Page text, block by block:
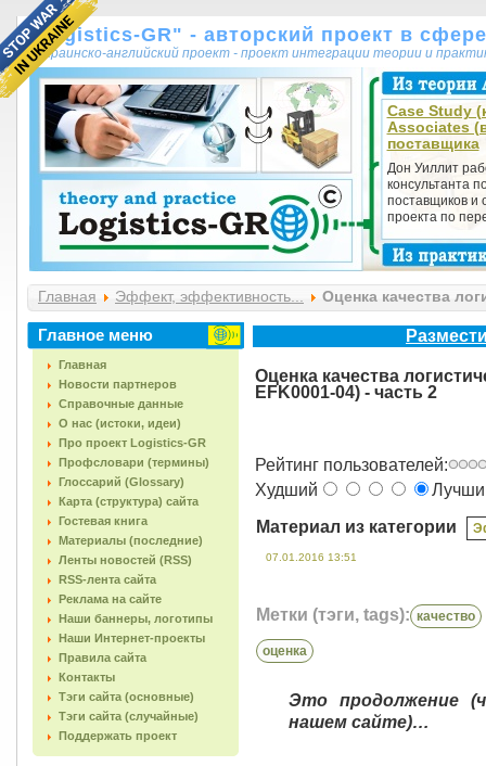
"Logistics-GR" - авторский проект в
украинско-английский проект - проект интеграции теории и
Case Study
Associates
поставщика
Дон Уиллит
консультанта
поставщиков и
проекта по
Главная Эффект, эффективность... Оценка качества
Главное меню
Главная
Новости партнеров
Справочные данные
О нас (истоки, идеи)
Про проект Logistics-GR
Профсловари (термины)
Глоссарий (Glossary)
Карта (структура) сайта
Гостевая книга
Материалы (последние)
Ленты новостей (RSS)
RSS-лента сайта
Реклама на сайте
Наши баннеры, логотипы
Наши Интернет-проекты
Правила сайта
Контакты
Тэги сайта (основные)
Тэги сайта (случайные)
Поддержать проект
Оценка качества
EFK0001-04) - часть 2
Рейтинг пользователей:
Худший
Материал из категории
07.01.2016 13:51
Метки (тэги, tags): качество
оценка
Это продолжение
нашем сайте)…